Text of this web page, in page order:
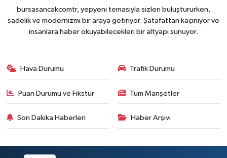
bursasancakcomtr, yepyeni temasıyla sizleri buluştururken,
sadelik ve modernizmi bir araya getiriyor. Şatafattan kaçınıyor ve
insanlara haber okuyabilecekleri bir altyapı sunuyor.
Hava Durumu Trafik Durumu
Puan Durumu ve Fikstür Tüm Manşetler
Son Dakika Haberleri Haber Arşivi